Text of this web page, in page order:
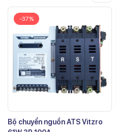
-37%
Bộ chuyển nguồn ATS Vitzro